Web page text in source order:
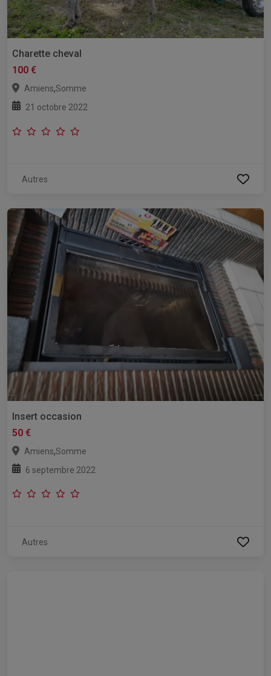
Charette cheval
100 €
Amiens,Somme
21 octobre 2022
Autres
Insert occasion
50 €
Amiens,Somme
6 septembre 2022
Autres